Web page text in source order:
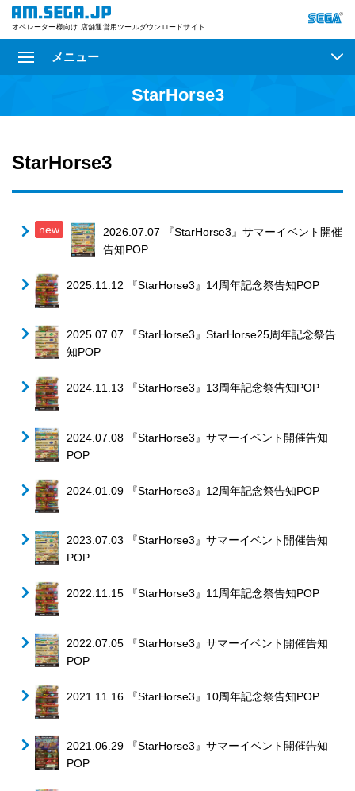
オペレーター様向け 店舗運営用ツールダウンロードサイト
メニュー
StarHorse3
StarHorse3
new
2026.07.07 『StarHorse3』サマーイベント開催
告知POP
2025.11.12 『StarHorse3』14周年記念祭告知POP
2025.07.07 『StarHorse3』StarHorse25周年記念祭告
知POP
2024.11.13 『StarHorse3』13周年記念祭告知POP
2024.07.08 『StarHorse3』サマーイベント開催告知
POP
2024.01.09 『StarHorse3』12周年記念祭告知POP
2023.07.03 『StarHorse3』サマーイベント開催告知
POP
2022.11.15 『StarHorse3』11周年記念祭告知POP
2022.07.05 『StarHorse3』サマーイベント開催告知
POP
2021.11.16 『StarHorse3』10周年記念祭告知POP
2021.06.29 『StarHorse3』サマーイベント開催告知
POP